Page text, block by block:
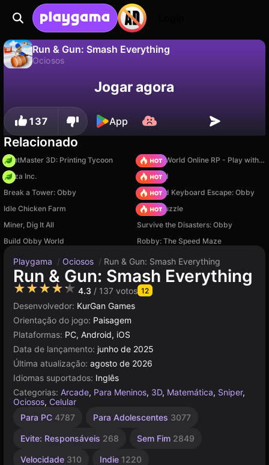
Run & Gun: Smash Everything
Ociosos
Salve o progresso!Jogar agora
137 App
Relacionado
PrintMaster 3D: Printing Tycoon
Sprunki World Online RP - Play with Friends!
Pizza Inc.
TB World
Break a Tower: Obby
+1 Speed Keyboard Escape: Obby
Idle Chicken Farm
Arrow Puzzle
Miner, Dig It All
Survive the Disasters: Obby
Build Obby World
Robby: The Speed Maze
Playgama / Ociosos / Run & Gun: Smash Everything
Run & Gun: Smash Everything
★★★★★ 4.3 / 137 votos 12
Desenvolvedor: KurGan Games
Orientação do jogo: Paisagem
Plataformas: PC, Android, iOS
Data de lançamento: junho de 2025
Última atualização: agosto de 2026
Idiomas suportados: Inglês
Categorias: Arcade, Para Meninos, 3D, Matemática, Sniper,
Ociosos, Celular
Para PC 4787 Para Adolescentes 3077
Evite: Responsáveis 268 Sem Fim 2849
Velocidade 310 Indie 1220
Infantis
Navegador
Unity
3177